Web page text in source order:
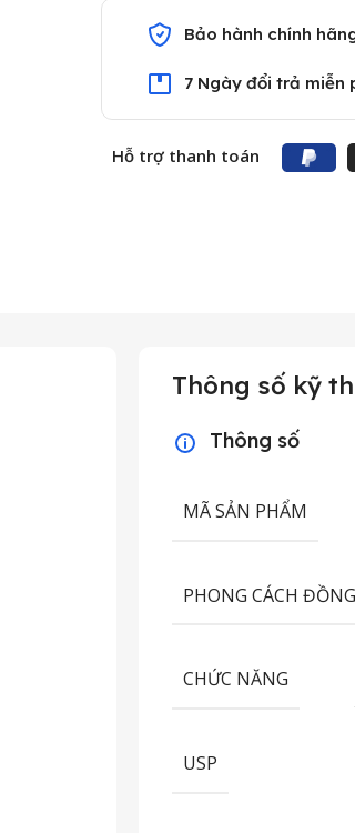
Bảo hành chính
7 Ngày đổi trả miễn
Hỗ trợ thanh toán
Thông số kỹ
Thông số
MÃ SẢN PHẨM
PHONG CÁCH
CHỨC NĂNG
USP